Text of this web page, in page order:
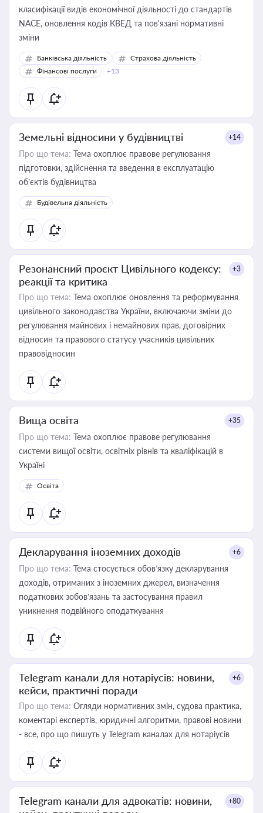
класифікації видів економічної діяльності до стандартів
NACE, оновлення кодів КВЕД та пов'язані нормативні
зміни
Банківська діяльність
Страхова діяльність
Фінансові послуги
+13
Земельні відносини у будівництві +14
Про що тема: Тема охоплює правове регулювання
підготовки, здійснення та введення в експлуатацію
об’єктів будівництва
Будівельна діяльність
Резонансний проєкт Цивільного кодексу:
реакції та критика
+3
Про що тема: Тема охоплює оновлення та реформування
цивільного законодавства України, включаючи зміни до
регулювання майнових і немайнових прав, договірних
відносин та правового статусу учасників цивільних
правовідносин
Вища освіта +35
Про що тема: Тема охоплює правове регулювання
системи вищої освіти, освітніх рівнів та кваліфікацій в
Україні
Освіта
Декларування іноземних доходів +6
Про що тема: Тема стосується обов’язку декларування
доходів, отриманих з іноземних джерел, визначення
податкових зобов’язань та застосування правил
уникнення подвійного оподаткування
Telegram канали для нотаріусів: новини,
кейси, практичні поради
+6
Про що тема: Огляди нормативних змін, судова практика,
коментарі експертів, юридичні алгоритми, правові новини
- все, про що пишуть у Telegram каналах для нотаріусів
Telegram канали для адвокатів: новини,
+80